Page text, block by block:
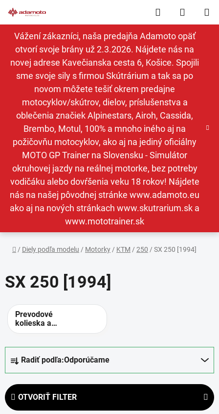
na
obsah
Vážení zákazníci, naša predajňa Adamoto opäť
otvorí svoje brány už 2.3.2026. Nájdete nás na
novej adrese Kavečianska cesta 6, Košice. Spojili
sme svoje sily s firmou Skútrárium a tak sa po
novom môžete tešiť okrem predajne
motocyklov/skútrov, dielov, príslušenstva a
oblečenia značiek Alpinestars, Airoh, Cassida,
Brembo, Motul, 100% a mnoho iného aj na
požičovňu motocyklov, ako aj na jediný oficiálny
MOTO GP Trainer na Slovensku - Simulátor
okruhovej jazdy na reálnej motorke, bez potreby
vodičáku alebo dovŕšenia veku 18 rokov! Nájdete
nás na našej pôvodnej stránke www.adamoto.eu
ako aj na nových stránkach www.skutrarium.sk a
www.mototrainer.sk
Hľadať
KOŠÍK
Domov
/ Diely podľa modelu / Motorky / KTM / 250 / SX 250 [1994]
SX 250 [1994]
Prevodové
kolieska a
rozety -
prevody
e
n
Radiť podľa:Odporúčame
OTVORIŤ FILTER